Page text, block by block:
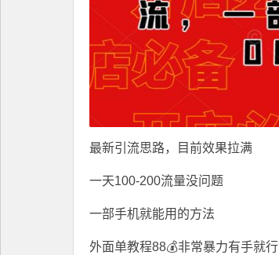
最新引流思路，目前效果拉满
一天100-200流量没问题
一部手机就能用的方法
外面单教程88💰非常暴力有手就行